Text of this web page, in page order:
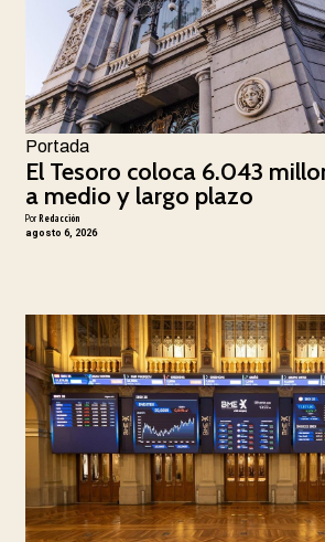
Portada
El Tesoro coloca 6.043
a medio y largo plazo
PorRedacción
agosto 6, 2026